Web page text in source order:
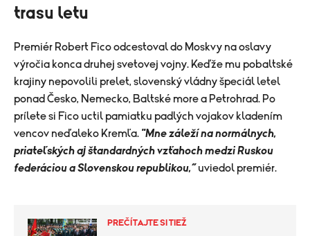
trasu letu
Premiér Robert Ficoodcestoval do Moskvy na oslavy
výročia konca druhej svetovej vojny. Keďže mu pobaltské
krajiny nepovolili prelet, slovenský vládny špeciál letel
ponad Česko, Nemecko, Baltské more a Petrohrad. Po
prílete si Fico uctil pamiatku padlých vojakov kladením
vencov neďaleko Kremľa. "Mne záleží na normálnych,
priateľských aj štandardných vzťahoch medzi Ruskou
federáciou a Slovenskou republikou,“ uviedol premiér.
PREČÍTAJTE SI TIEŽ